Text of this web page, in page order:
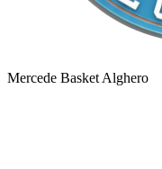
Mercede Basket Alghero